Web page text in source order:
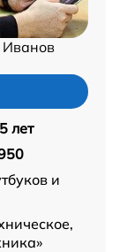
Иванов
5 лет
и